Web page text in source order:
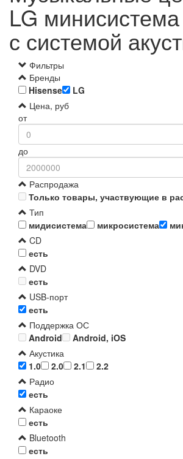
LG
с системой
Фильтры
Бренды
Hisense
LG
Цена, руб
от
до
Распродажа
Только товары, участвующие в
Тип
мидисистема
микросистема
CD
есть
DVD
есть
USB-порт
есть
Поддержка ОС
Android
Android, iOS
Акустика
1.0
2.0 2.1
2.2
Радио
есть
Караоке
есть
Bluetooth
есть